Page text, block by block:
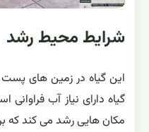
شرایط محیط رشد
این گیاه در زمین های
گیاه دارای نیاز آب
مکان هایی رشد می کند که